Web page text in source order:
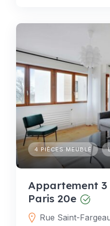
4 PIÈCES MEUBLÉ
Appartement 3
Paris 20e
Rue Saint-